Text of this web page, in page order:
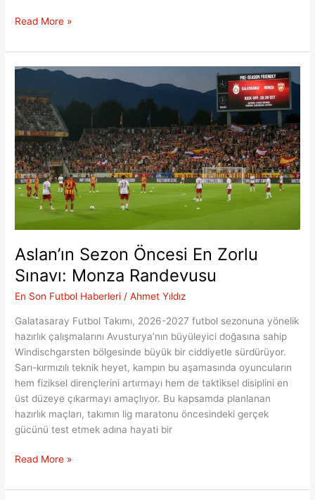
Siyah
Salah
Çıkmazı:
İlkeler
Kazandı
Read More »
Aslan’ın Sezon Öncesi En Zorlu
Sınavı: Monza Randevusu
En Son Futbol Haberleri /Ahmet Yıldız
Galatasaray Futbol Takımı, 2026-2027 futbol sezonuna yönelik
hazırlık çalışmalarını Avusturya’nın büyüleyici doğasına sahip
Windischgarsten bölgesinde büyük bir ciddiyetle sürdürüyor.
Sarı-kırmızılı teknik heyet, kampın bu aşamasında oyuncuların
hem fiziksel dirençlerini artırmayı hem de taktiksel disiplini en
üst düzeye çıkarmayı amaçlıyor. Bu kapsamda planlanan
hazırlık maçları, takımın lig maratonu öncesindeki gerçek
gücünü test etmek adına hayati bir
Aslan’ın
Öncesi
Read More »